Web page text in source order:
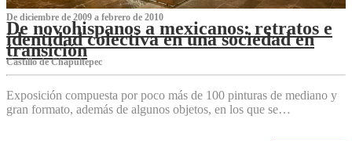
De diciembre de 2009 a febrero de 2010
De novohispanos a mexicanos: retratos e
identidad colectiva en una sociedad en
transición
Castillo de Chapultepec
Exposición compuesta por poco más de 100 pinturas de mediano y
gran formato, además de algunos objetos, en los que se…